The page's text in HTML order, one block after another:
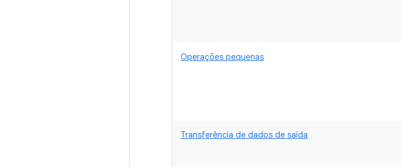
Operações pequenas
Transferência de dados de saída